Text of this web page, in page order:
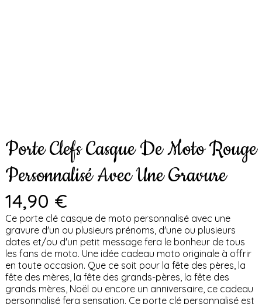
Porte Clefs Casque De Moto Rouge
Personnalisé Avec Une Gravure
14,90 €
Ce porte clé casque de moto personnalisé avec une
gravure d'un ou plusieurs prénoms, d'une ou plusieurs
dates et/ou d'un petit message fera le bonheur de tous
les fans de moto. Une idée cadeau moto originale à offrir
en toute occasion. Que ce soit pour la fête des pères, la
fête des mères, la fête des grands-pères, la fête des
grands mères, Noël ou encore un anniversaire, ce cadeau
personnalisé fera sensation. Ce porte clé personnalisé est